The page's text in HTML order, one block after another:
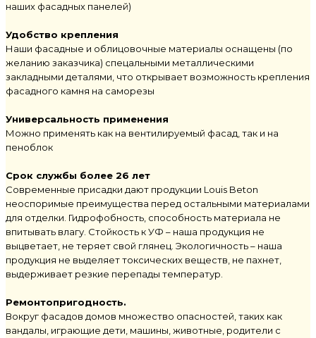
наших фасадных панелей)
Удобство крепления
Наши фасадные и облицовочные материалы оснащены (по
желанию заказчика) спецальными металлическими
закладными деталями, что открывает возможность крепления
фасадного камня на саморезы
Универсальность применения
Можно применять как на вентилируемый фасад, так и на
пеноблок
Срок службы более 26 лет
Современные присадки дают продукции Louis Beton
неоспоримые преимущества перед остальными материалами
для отделки. Гидрофобность, способность материала не
впитывать влагу. Стойкость к УФ – наша продукция не
выцветает, не теряет свой глянец. Экологичность – наша
продукция не выделяет токсических веществ, не пахнет,
выдерживает резкие перепады температур.
Ремонтопригодность.
Вокруг фасадов домов множество опасностей, таких как
вандалы, играющие дети, машины, животные, родители с